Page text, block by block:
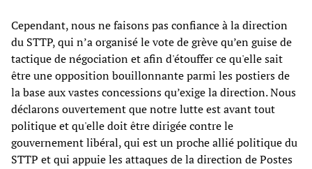
Cependant, nous ne faisons pas confiance à la direction
du STTP, qui n’a organisé le vote de grève qu’en guise de
tactique de négociation et afin d'étouffer ce qu'elle sait
être une opposition bouillonnante parmi les postiers de
la base aux vastes concessions qu’exige la direction. Nous
déclarons ouvertement que notre lutte est avant tout
politique et qu'elle doit être dirigée contre le
gouvernement libéral, qui est un proche allié politique du
STTP et qui appuie les attaques de la direction de Postes